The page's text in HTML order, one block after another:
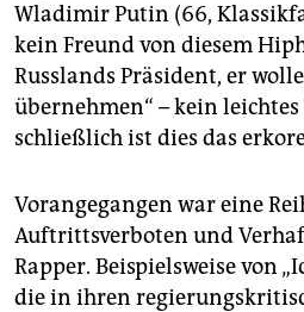
kultur
sport
berlin
wahrheit
verlag
Wladimir Putin (66,
kein Freund von diesem
Russlands Präsident, er
übernehmen“ – kein
schließlich ist dies das
Vorangegangen war eine
Auftrittsverboten und
Rapper. Beispielsweise von
die in ihren